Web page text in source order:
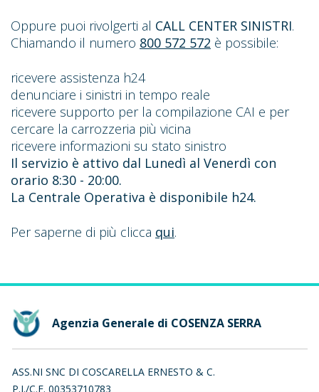
Oppure puoi rivolgerti al CALL CENTER SINISTRI.
Chiamando il numero 800 572 572 è possibile:
ricevere assistenza h24
denunciare i sinistri in tempo reale
ricevere supporto per la compilazione CAI e per
cercare la carrozzeria più vicina
ricevere informazioni su stato sinistro
Il servizio è attivo dal Lunedì al Venerdì con
orario 8:30 - 20:00.
La Centrale Operativa è disponibile h24.
Per saperne di più clicca qui.
Agenzia Generale di COSENZA SERRA
ASS.NI SNC DI COSCARELLA ERNESTO & C.
P.I./C.F. 00353710783